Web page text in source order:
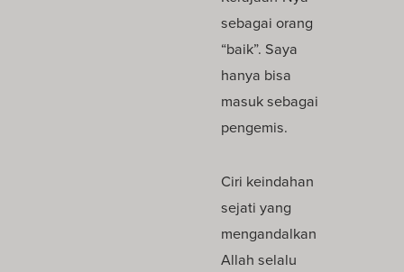
sebagai orang
“baik”. Saya
hanya bisa
masuk sebagai
pengemis.
Ciri keindahan
sejati yang
mengandalkan
Allah selalu